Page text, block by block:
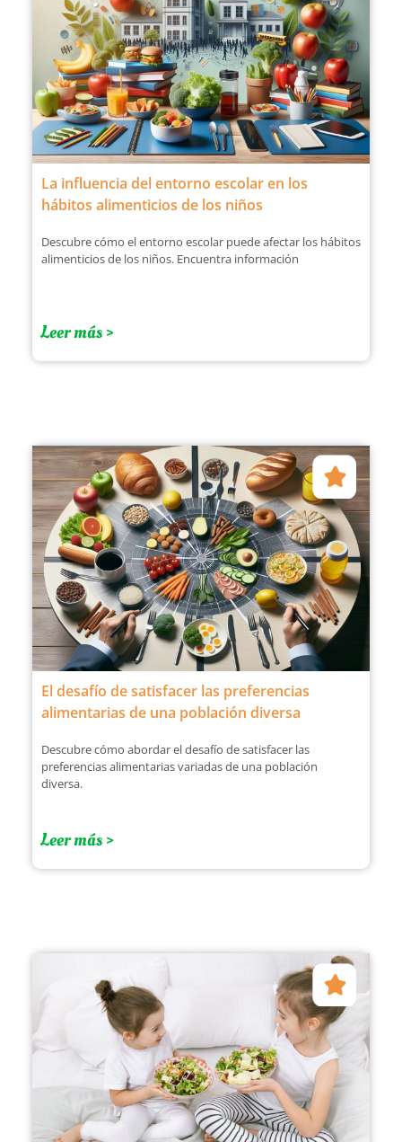
La influencia del entorno escolar en los
hábitos alimenticios de los niños
Descubre cómo el entorno escolar puede afectar los hábitos
alimenticios de los niños. Encuentra información
Leer más >
El desafío de satisfacer las preferencias
alimentarias de una población diversa
Descubre cómo abordar el desafío de satisfacer las
preferencias alimentarias variadas de una población
diversa.
Leer más >